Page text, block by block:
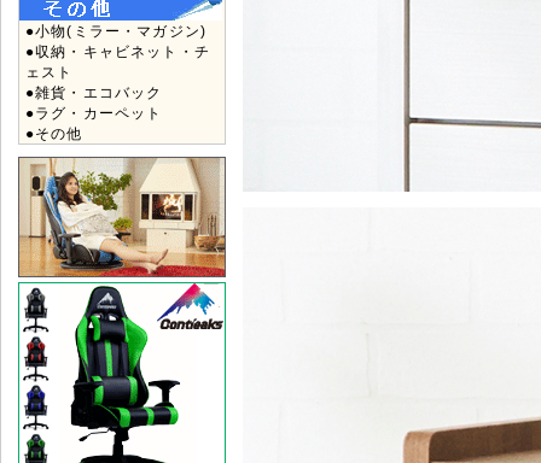
●小物(ミラー・マガジン)
●収納・キャビネット・チ
ェスト
●雑貨・エコバック
●ラグ・カーペット
●その他